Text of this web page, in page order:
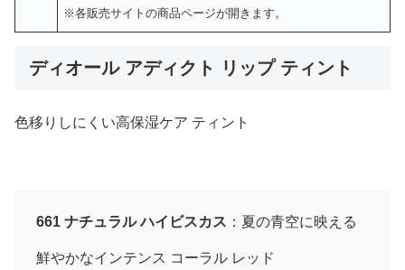
※各販売サイトの商品ページが開きます。
ディオール アディクト リップ ティント
色移りしにくい高保湿ケア ティント
661 ナチュラル ハイビスカス ：夏の青空に映える
鮮やかなインテンス コーラル レッド